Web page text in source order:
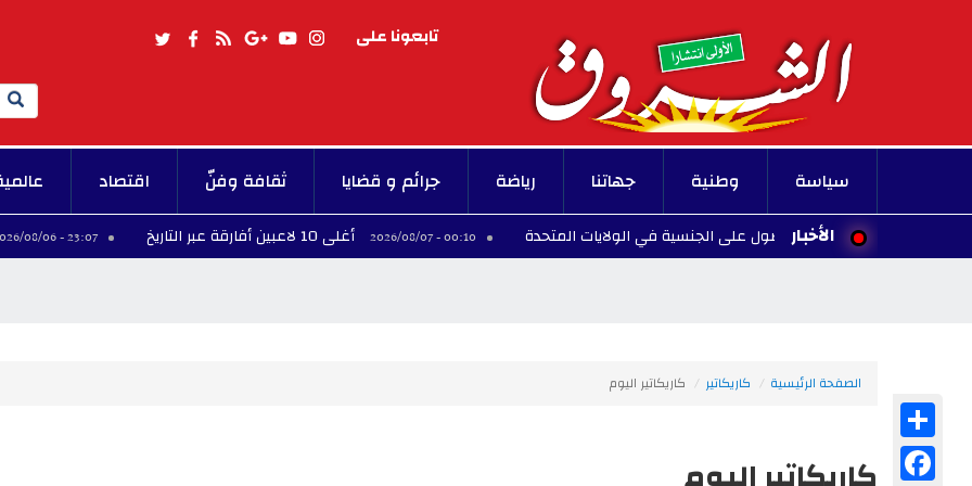
تابعونا على
Search
سياسة وطنية جهاتنا رياضة جرائم و قضايا ثقافة وفنّ اقتصاد
الأخبار
ولادة الأطفال للحصول على الجنسية في الولايات المتحدة 00:10 - 2026/08/07 أغلى 10 لاعبين أفارقة عبر التاريخ 23:07 - 2026/08/06
الصفحة الرئيسية كاريكاتير كاريكاتير اليوم
Facebook